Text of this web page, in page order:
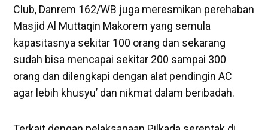
Club, Danrem 162/WB juga meresmikan perehaban
Masjid Al Muttaqin Makorem yang semula
kapasitasnya sekitar 100 orang dan sekarang
sudah bisa mencapai sekitar 200 sampai 300
orang dan dilengkapi dengan alat pendingin AC
agar lebih khusyu’ dan nikmat dalam beribadah.